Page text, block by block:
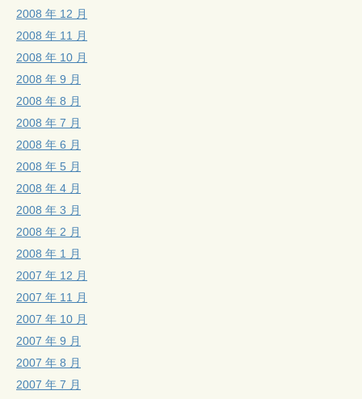
2008 年 12 月
2008 年 11 月
2008 年 10 月
2008 年 9 月
2008 年 8 月
2008 年 7 月
2008 年 6 月
2008 年 5 月
2008 年 4 月
2008 年 3 月
2008 年 2 月
2008 年 1 月
2007 年 12 月
2007 年 11 月
2007 年 10 月
2007 年 9 月
2007 年 8 月
2007 年 7 月